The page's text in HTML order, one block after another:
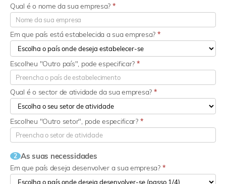
Qual é o nome da sua empresa? *
Em que país está estabelecida a sua empresa? *
Qual é o sector de atividade da sua empresa? *
Escolheu "Outro país", pode especificar? *
Escolheu "Outro setor", pode especificar? *
2 As suas necessidades
Em que país deseja desenvolver a sua empresa? *